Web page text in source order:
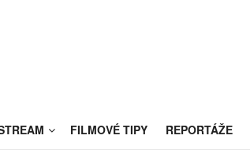
FILMOVÉ TIPY REPORTÁŽE